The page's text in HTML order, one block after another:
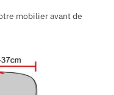
mobilier avant de